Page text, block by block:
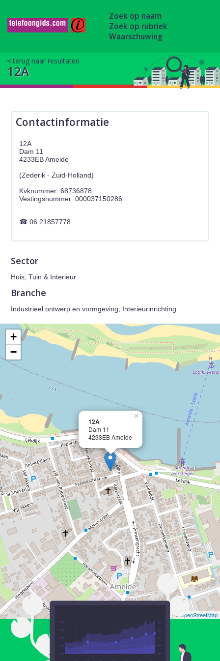
Zoek op naam
Zoek op rubriek
Waarschuwing
terug naar resultaten
12A
Contactinformatie
12A
Dam 11
4233EB Ameide
(Zederik - Zuid-Holland)
Kvknummer: 68736878
06 21857778
Sector
Huis, Tuin & Interieur
Branche
Industrieel ontwerp en vormgeving, Interieurinrichting
12A
Dam 11
4233EB Ameide
×
+
−
| © OpenStreetMap